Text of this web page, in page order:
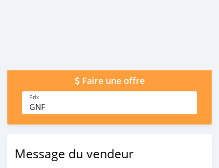
Faire une offre
Prix
GNF
Message du vendeur